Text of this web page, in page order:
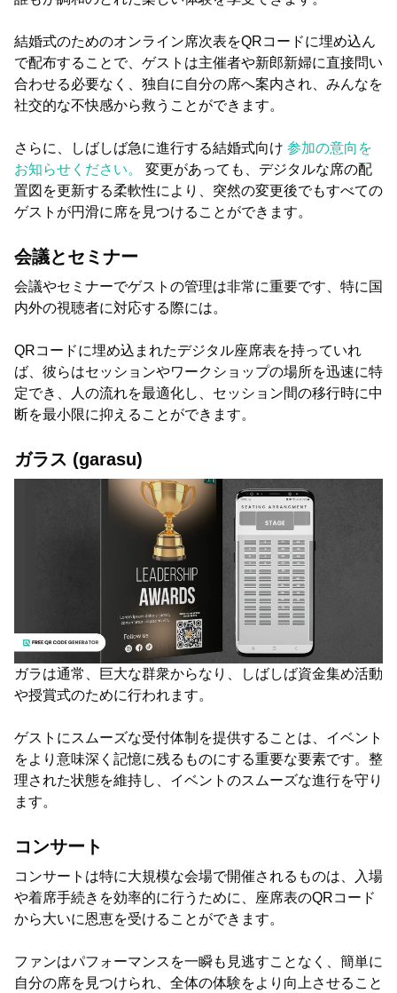
結婚式のためのオンライン席次表をQRコードに埋め込ん
で配布することで、ゲストは主催者や新郎新婦に直接問い
合わせる必要なく、独自に自分の席へ案内され、みんなを
社交的な不快感から救うことができます。
さらに、しばしば急に進行する結婚式向け 参加の意向を
お知らせください。
変更があっても、デジタルな席の配
置図を更新する柔軟性により、突然の変更後でもすべての
ゲストが円滑に席を見つけることができます。
会議とセミナー
会議やセミナーでゲストの管理は非常に重要です、特に国
内外の視聴者に対応する際には。
QRコードに埋め込まれたデジタル座席表を持っていれ
ば、彼らはセッションやワークショップの場所を迅速に特
定でき、人の流れを最適化し、セッション間の移行時に中
断を最小限に抑えることができます。
ガラス (garasu)
ガラは通常、巨大な群衆からなり、しばしば資金集め活動
や授賞式のために行われます。
ゲストにスムーズな受付体制を提供することは、イベント
をより意味深く記憶に残るものにする重要な要素です。整
理された状態を維持し、イベントのスムーズな進行を守り
ます。
コンサート
コンサートは特に大規模な会場で開催されるものは、入場
や着席手続きを効率的に行うために、座席表のQRコード
から大いに恩恵を受けることができます。
ファンはパフォーマンスを一瞬も見逃すことなく、簡単に
自分の席を見つけられ、全体の体験をより向上させること